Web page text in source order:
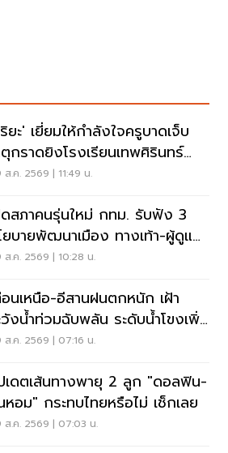
ยะ' เยี่ยมให้กำลังใจครูบาดเจ็บ
ตุกราดยิงโรงเรียนเทพศิรินทร์
ทบุรี
ส.ค. 2569 | 11:49 น.
ดสภาคนรุ่นใหม่ กทม. รับฟัง 3
ยบายพัฒนาเมือง ทางเท้า-ผู้ดูแล
ทิสติก-จักรยาน
ส.ค. 2569 | 10:28 น.
อนเหนือ-อีสานฝนตกหนัก เฝ้า
วังน้ำท่วมฉับพลัน ระดับน้ำโขงเพิ่ม
ส.ค. 2569 | 07:16 น.
เดตเส้นทางพายุ 2 ลูก "ดอลฟิน-
หอม" กระทบไทยหรือไม่ เช็กเลย
ส.ค. 2569 | 07:03 น.